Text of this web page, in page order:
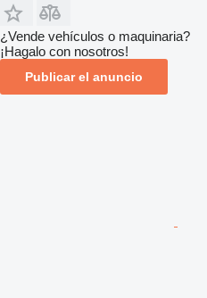
¿Vende vehículos o maquinaria?
¡Hagalo con nosotros!
Publicar el anuncio